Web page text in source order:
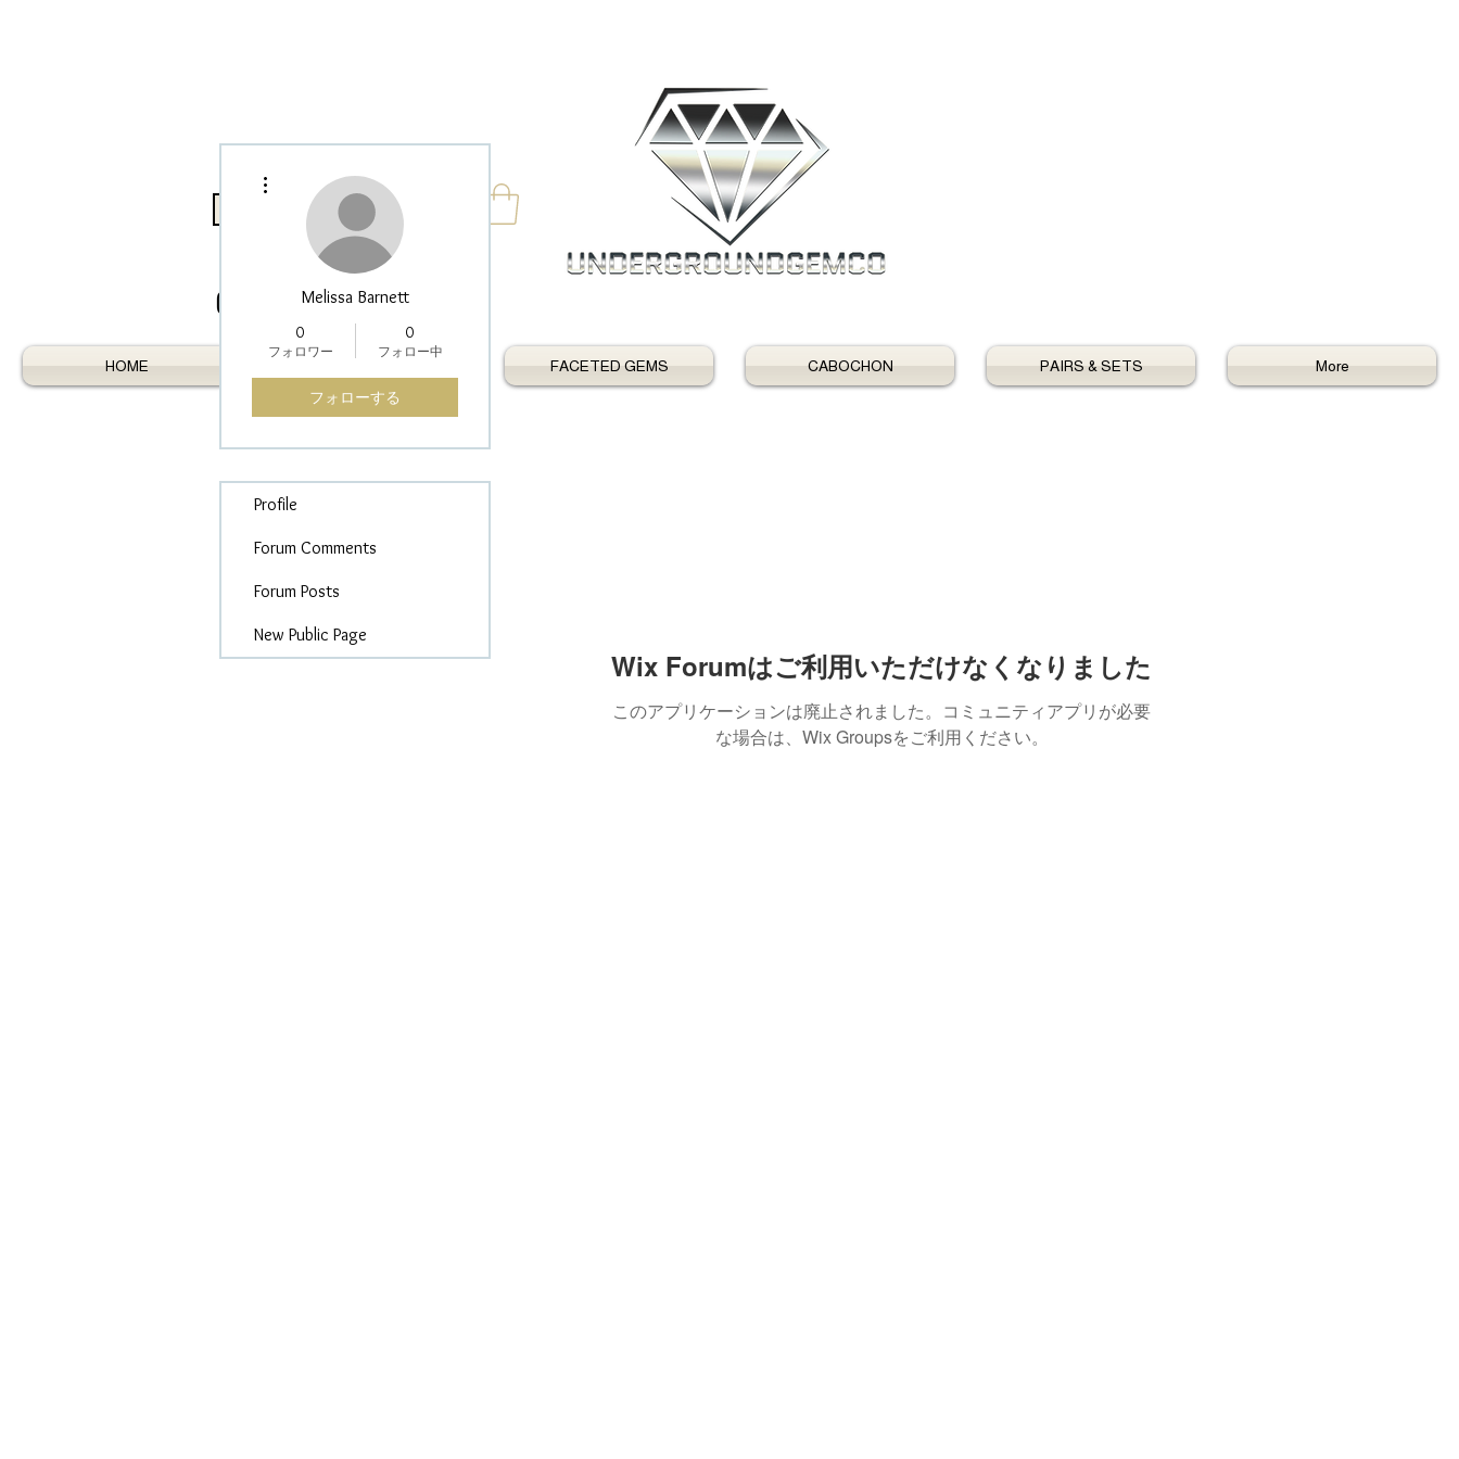
Log In / Register As Trade
HOME FACETED GEMS CABOCHON PAIRS & SETS More
Wix Forumはご利用いただけなくなりました
このアプリケーションは廃止されました。コミュニティアプリが必要
な場合は、Wix Groupsをご利用ください。
Melissa Barnett
0
フォロワー
0
フォロー中
フォローする
Profile
Forum Comments
Forum Posts
New Public Page